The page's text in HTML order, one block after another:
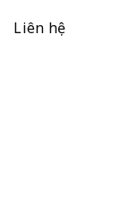
Liên hệ